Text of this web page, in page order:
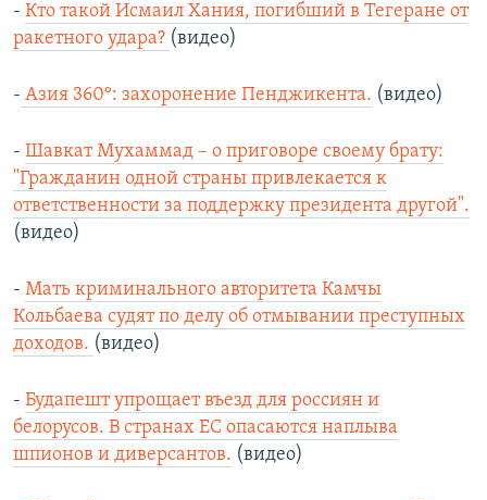
- Кто такой Исмаил Хания, погибший в Тегеране от
ракетного удара? (видео)
- Азия 360°: захоронение Пенджикента. (видео)
- Шавкат Мухаммад – о приговоре своему брату:
"Гражданин одной страны привлекается к
ответственности за поддержку президента другой".
(видео)
- Мать криминального авторитета Камчы
Кольбаева судят по делу об отмывании преступных
доходов. (видео)
- Будапешт упрощает въезд для россиян и
белорусов. В странах ЕС опасаются наплыва
шпионов и диверсантов. (видео)